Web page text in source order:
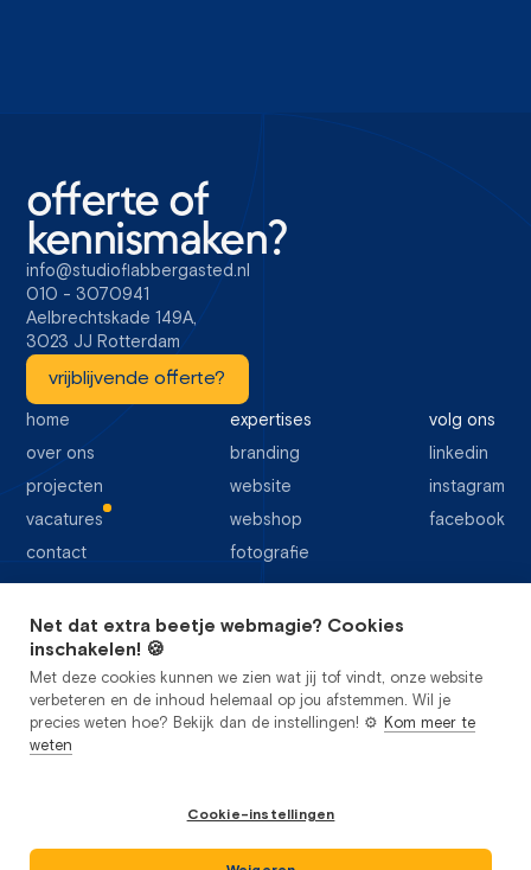
offerte of
kennismaken?
info@studioflabbergasted.nl
010 - 3070941
Aelbrechtskade 149A,
3023 JJ Rotterdam
vrijblijvende offerte?
home
over ons
projecten
vacatures
contact
expertises
branding
website
webshop
fotografie
volg ons
linkedin
instagram
facebook
Net dat extra beetje webmagie? Cookies
inschakelen! 🍪
Met deze cookies kunnen we zien wat jij tof vindt, onze website
verbeteren en de inhoud helemaal op jou afstemmen. Wil je
precies weten hoe? Bekijk dan de instellingen! ⚙️
Kom meer te
weten
Cookie-instellingen